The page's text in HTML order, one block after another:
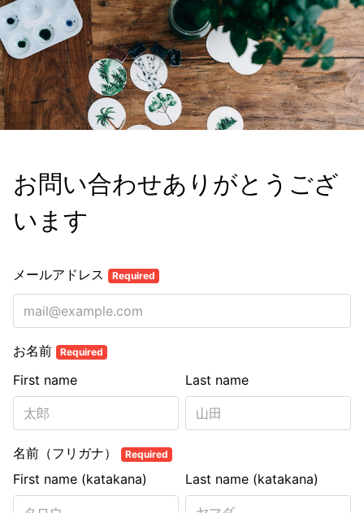
お問い合わせありがとうござ
います
メールアドレス Required
お名前 Required
Last name
First name
名前（フリガナ） Required
Last name (katakana)
First name (katakana)